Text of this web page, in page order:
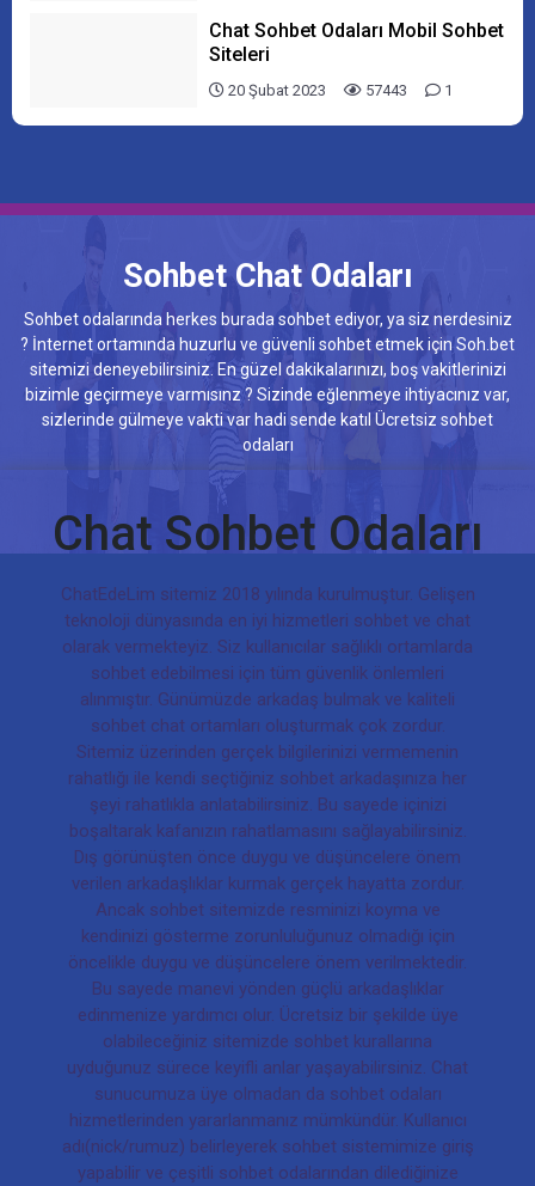
Chat Sohbet Odaları Mobil Sohbet
Siteleri
20 Şubat 2023 57443 1
Sohbet Chat Odaları
Sohbet odalarında herkes burada sohbet ediyor, ya siz nerdesiniz
? İnternet ortamında huzurlu ve güvenli sohbet etmek için Soh.bet
sitemizi deneyebilirsiniz. En güzel dakikalarınızı, boş vakitlerinizi
bizimle geçirmeye varmısınz ? Sizinde eğlenmeye ihtiyacınız var,
sizlerinde gülmeye vakti var hadi sende katıl Ücretsiz sohbet
odaları
Chat Sohbet Odaları
ChatEdeLim sitemiz 2018 yılında kurulmuştur. Gelişen
teknoloji dünyasında en iyi hizmetleri sohbet ve chat
olarak vermekteyiz. Siz kullanıcılar sağlıklı ortamlarda
sohbet edebilmesi için tüm güvenlik önlemleri
alınmıştır. Günümüzde arkadaş bulmak ve kaliteli
sohbet chat ortamları oluşturmak çok zordur.
Sitemiz üzerinden gerçek bilgilerinizi vermemenin
rahatlığı ile kendi seçtiğiniz sohbet arkadaşınıza her
şeyi rahatlıkla anlatabilirsiniz. Bu sayede içinizi
boşaltarak kafanızın rahatlamasını sağlayabilirsiniz.
Dış görünüşten önce duygu ve düşüncelere önem
verilen arkadaşlıklar kurmak gerçek hayatta zordur.
Ancak sohbet sitemizde resminizi koyma ve
kendinizi gösterme zorunluluğunuz olmadığı için
öncelikle duygu ve düşüncelere önem verilmektedir.
Bu sayede manevi yönden güçlü arkadaşlıklar
edinmenize yardımcı olur. Ücretsiz bir şekilde üye
olabileceğiniz sitemizde sohbet kurallarına
uyduğunuz sürece keyifli anlar yaşayabilirsiniz. Chat
sunucumuza üye olmadan da sohbet odaları
hizmetlerinden yararlanmanız mümkündür. Kullanıcı
adı(nick/rumuz) belirleyerek sohbet sistemimize giriş
yapabilir ve çeşitli sohbet odalarından dilediğinize